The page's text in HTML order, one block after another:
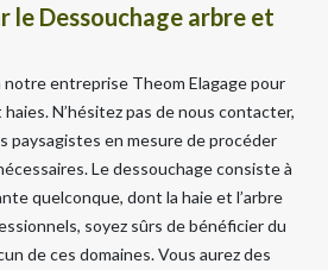
le Dessouchage arbre et
notre entreprise Theom Elagage pour
N’hésitez pas de nous contacter,
paysagistes en mesure de procéder
Le dessouchage consiste à
quelconque, dont la haie et l’arbre
soyez sûrs de bénéficier du
de ces domaines. Vous aurez des